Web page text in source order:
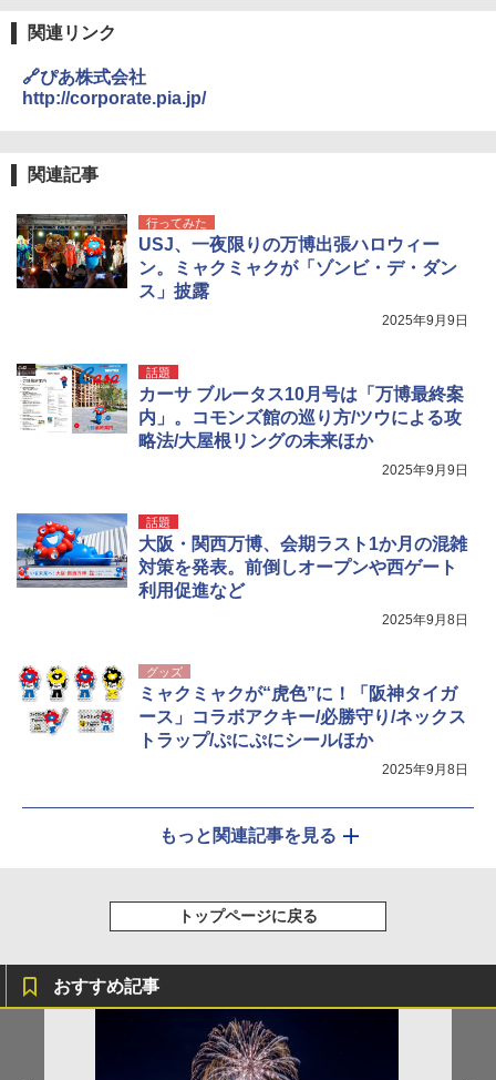
関連リンク
🔗ぴあ株式会社
http://corporate.pia.jp/
関連記事
行ってみた
USJ、一夜限りの万博出張ハロウィー
ン。ミャクミャクが「ゾンビ・デ・ダン
ス」披露
2025年9月9日
話題
カーサ ブルータス10月号は「万博最終案
内」。コモンズ館の巡り方/ツウによる攻
略法/大屋根リングの未来ほか
2025年9月9日
話題
大阪・関西万博、会期ラスト1か月の混雑
対策を発表。前倒しオープンや西ゲート
利用促進など
2025年9月8日
グッズ
ミャクミャクが“虎色”に！「阪神タイガ
ース」コラボアクキー/必勝守り/ネックス
トラップ/ぷにぷにシールほか
2025年9月8日
もっと関連記事を見る
トップページに戻る
おすすめ記事